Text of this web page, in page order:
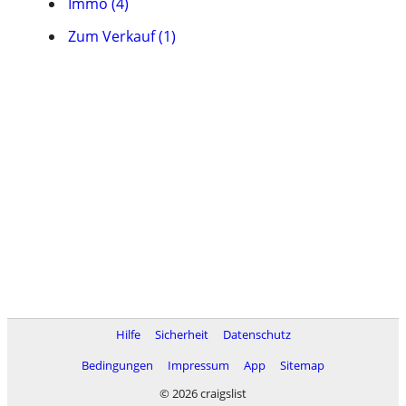
Zum Verkauf (1)
Hilfe Sicherheit
Datenschutz
Bedingungen
Impressum App
Sitemap
© 2026 craigslist